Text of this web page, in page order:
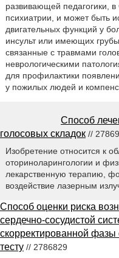
развивающей педагогики, в
психиатрии, и может быть
двигательных функций у
инсульт или имеющих
связанные с травмами
неврологическими
для профилактики
у пожилых людей и
Способ
голосовых складок //
Изобретение относится к
оториноларингологии и
лекарственную терапию,
воздействие лазерным
Способ оценки риска
сердечно-сосудистой
скорректированной
тесту // 2786829